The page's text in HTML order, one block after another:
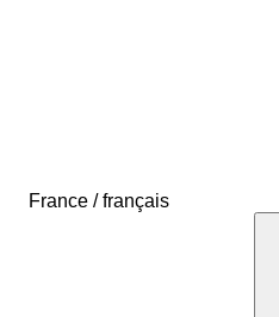
France / français